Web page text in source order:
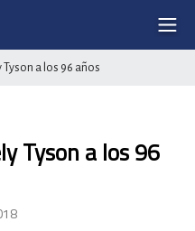
a los 96 años
Tyson a los 96